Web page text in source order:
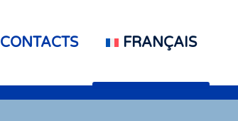
CONTACTS FRANÇAIS